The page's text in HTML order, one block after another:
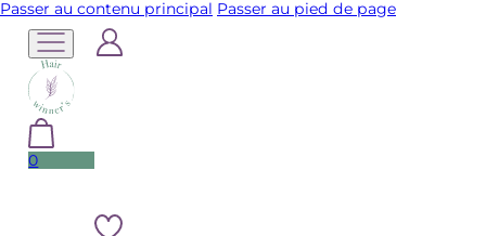
Passer au contenu principal Passer au pied de page
0